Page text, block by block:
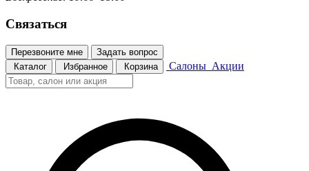
Связаться
Перезвоните мне
Задать вопрос
Каталог
Избранное Корзина Салоны Акции